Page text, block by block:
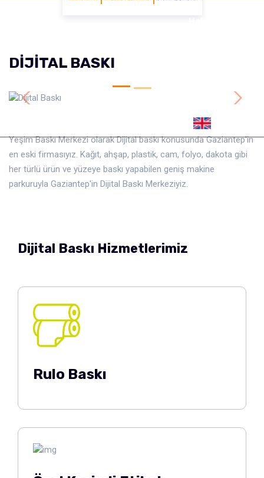
DIJITAL BASKI
Previous Next
Yeşim Baskı Merkezi olarak Dijital baskı konusunda Gaziantep'in
en eski firmasıyız. Kağıt, ahşap, plastik, cam, folyo, dakota gibi
her türlü ürün ve yüzeye baskı yapabilen geniş makine
parkuruyla Gaziantep'in Dijital Baskı Merkeziyiz.
Dijital Baskı Hizmetlerimiz
Rulo Baskı